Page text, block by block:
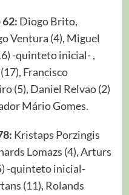
62: Diogo Brito,
Ventura (4), Miguel
-quinteto inicial- ,
Francisco
(5), Daniel Relvao (2)
Mário Gomes.
Kristaps Porzingis
Lomazs (4), Arturs
-quinteto inicial-
(11), Rolands